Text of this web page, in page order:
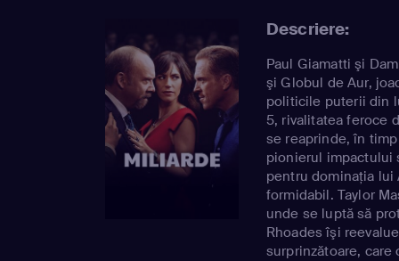
Descriere:
Paul Giamatti şi
şi Globul de Aur,
politicile puterii din
5, rivalitatea feroce
se reaprinde, în
pionierul impactului
pentru dominaţia lui
formidabil. Taylor
unde se luptă să
Rhoades îşi
surprinzătoare,